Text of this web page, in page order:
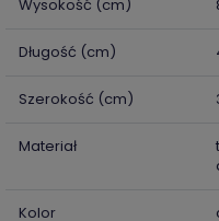
Wysokość (cm)
Długość (cm)
Szerokość (cm)
Materiał
Kolor